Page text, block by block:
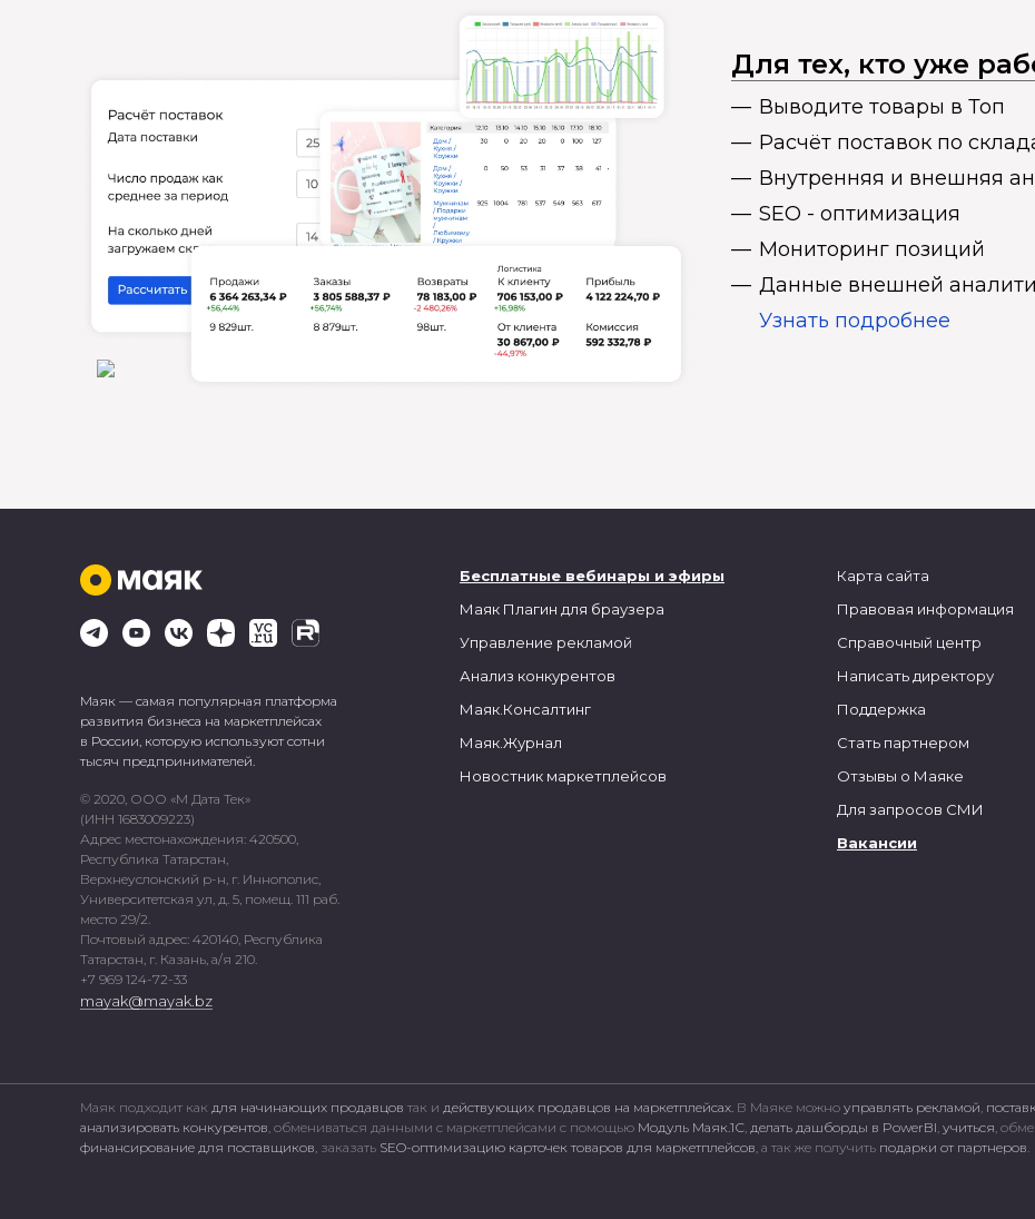
Для тех, кто уже
Выводите товары в Топ
Расчёт поставок по
Внутренняя и внешняя
SEO - оптимизация
Мониторинг позиций
Данные внешней
Узнать подробнее
Маяк — самая популярная платформа
развития бизнеса на маркетплейсах
в России, которую используют сотни
тысяч предпринимателей.
© 2020, ООО «М Дата Тек»
(ИНН 1683009223)
Адрес местонахождения: 420500,
Республика Татарстан,
Верхнеуслонский р-н, г. Иннополис,
Университетская ул, д. 5, помещ. 111 раб.
место 29/2.
Почтовый адрес: 420140, Республика
Татарстан, г. Казань, а/я 210.
+7 969 124-72-33
mayak@mayak.bz
Бесплатные вебинары и эфиры
Маяк Плагин для браузера
Управление рекламой
Анализ конкурентов
Маяк.Консалтинг
Маяк.Журнал
Новостник маркетплейсов
Карта сайта
Правовая информация
Справочный центр
Написать директору
Поддержка
Стать партнером
Отзывы о Маяке
Для запросов СМИ
Вакансии
Маяк подходит как для начинающих продавцов так и действующих продавцов на маркетплейсах. В Маяке можно управлять рекламой,
анализировать конкурентов, обмениваться данными с маркетплейсами c помощью Модуль Маяк.1С, делать дашборды в PowerBI, учиться,
финансирование для поставщиков, заказать SEO-оптимизацию карточек товаров для маркетплейсов, а так же получить подарки от партнеров.